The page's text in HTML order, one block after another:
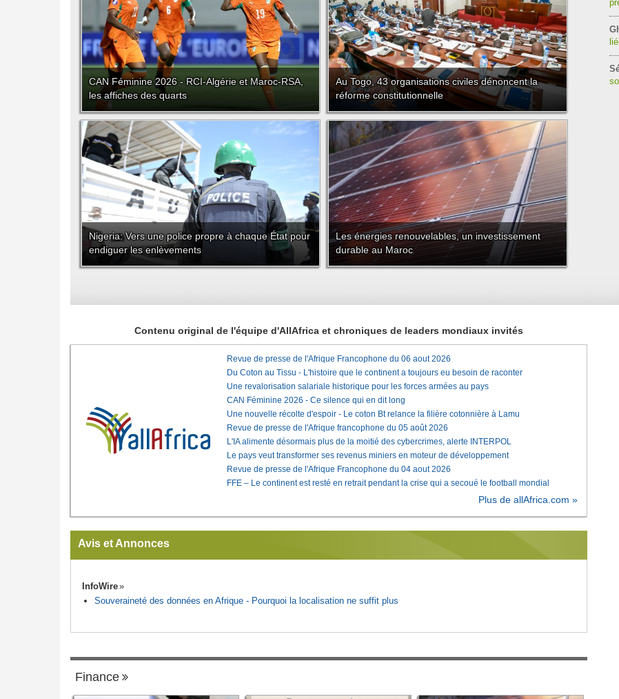
CAN Féminine 2026 - RCI-Algérie et Maroc-RSA,
les affiches des quarts
Au Togo, 43 organisations civiles dénoncent la
réforme constitutionnelle
Nigeria: Vers une police propre à chaque État pour
endiguer les enlèvements
Les énergies renouvelables, un investissement
durable au Maroc
Contenu original de l'équipe d'AllAfrica et chroniques de leaders mondiaux invités
Revue de presse de l'Afrique Francophone du 06 aout 2026
Du Coton au Tissu - L'histoire que le continent a toujours eu besoin de raconter
Une revalorisation salariale historique pour les forces armées au pays
CAN Féminine 2026 - Ce silence qui en dit long
Une nouvelle récolte d'espoir - Le coton Bt relance la filière cotonnière à Lamu
Revue de presse de l'Afrique francophone du 05 août 2026
L'IA alimente désormais plus de la moitié des cybercrimes, alerte INTERPOL
Le pays veut transformer ses revenus miniers en moteur de développement
Revue de presse de l'Afrique Francophone du 04 aout 2026
FFE – Le continent est resté en retrait pendant la crise qui a secoué le football mondial
Plus de allAfrica.com »
Avis et Annonces
InfoWire
Souveraineté des données en Afrique - Pourquoi la localisation ne suffit plus
Finance